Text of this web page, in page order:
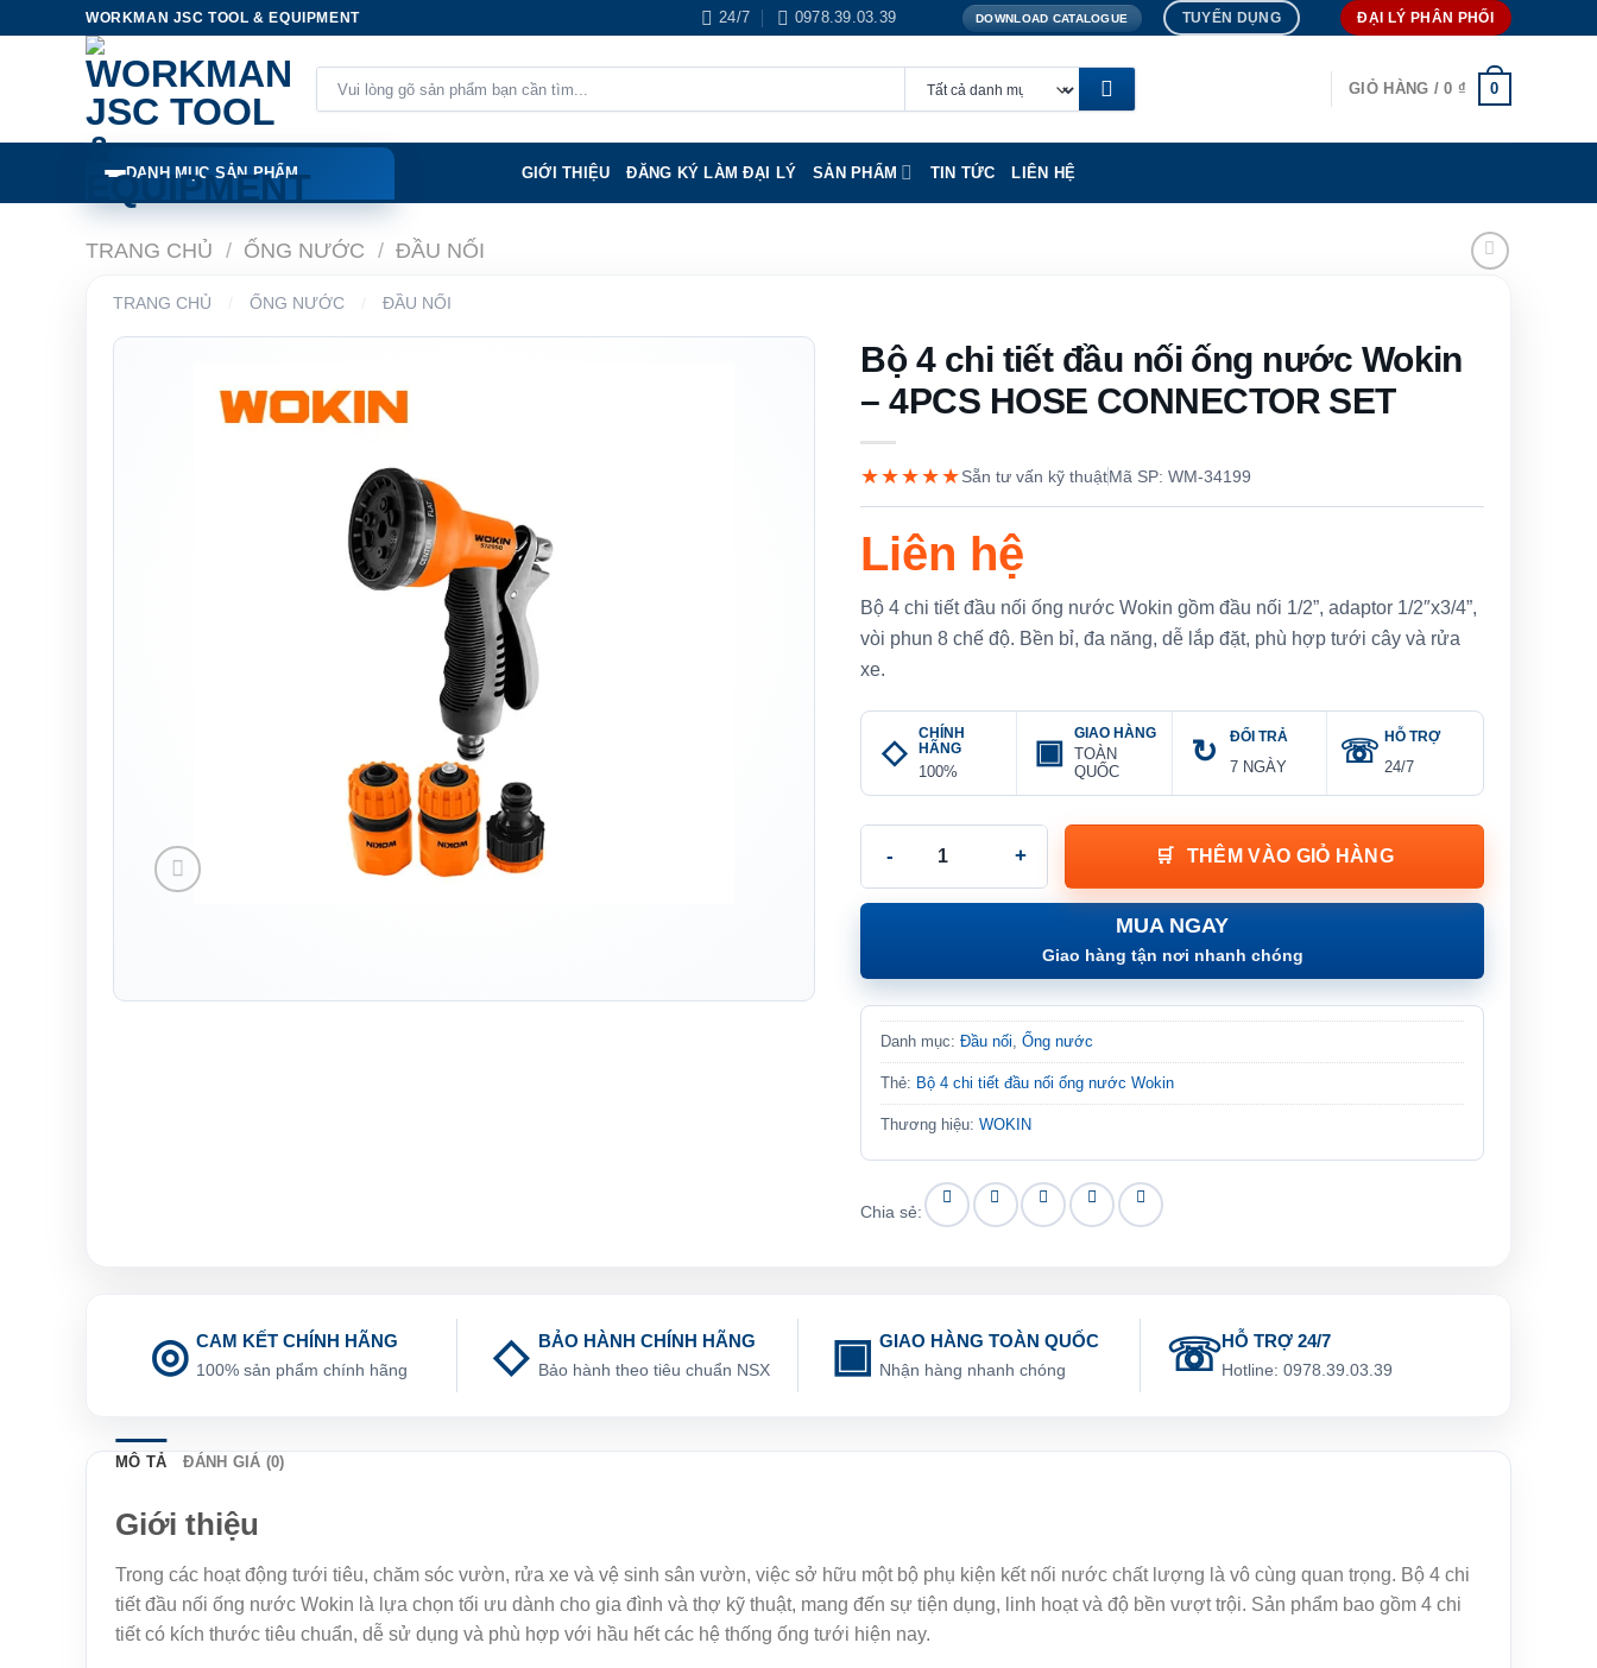
WORKMAN JSC TOOL & EQUIPMENT 24/7 0978.39.03.39 DOWNLOAD CATALOGUE TUYỂN DỤNG ĐẠI LÝ PHÂN PHỐI
kiếm:
GIỎ HÀNG /0 ₫ 0
DANH MỤC SẢN PHẨM GIỚI THIỆU ĐĂNG KÝ LÀM ĐẠI LÝ SẢN PHẨM TIN TỨC LIÊN HỆ
TRANG CHỦ / ỐNG NƯỚC / ĐẦU NỐI
TRANG CHỦ ỐNG NƯỚC ĐẦU NỐI
Bộ 4 chi tiết đầu nối ống nước Wokin
– 4PCS HOSE CONNECTOR SET
★★★★★Sẵn tư vấn kỹ thuậtMã SP: WM-34199
Liên hệ
Bộ 4 chi tiết đầu nối ống nước Wokin gồm đầu nối 1/2”, adaptor 1/2″x3/4”,
vòi phun 8 chế độ. Bền bỉ, đa năng, dễ lắp đặt, phù hợp tưới cây và rửa
xe.
CHÍNH
HÃNG
100%
GIAO HÀNG
TOÀN
QUỐC
ĐỔI TRẢ
7 NGÀY
HỖ TRỢ
24/7
THÊM VÀO GIỎ HÀNG
MUA NGAY
Giao hàng tận nơi nhanh chóng
Danh mục:Đầu nối ,Ống nước
Thẻ: Bộ 4 chi tiết đầu nối ống nước Wokin
Thương hiệu:WOKIN
Chia sẻ:
CAM KẾT CHÍNH HÃNG
100% sản phẩm chính hãng
BẢO HÀNH CHÍNH HÃNG
Bảo hành theo tiêu chuẩn NSX
GIAO HÀNG TOÀN QUỐC
Nhận hàng nhanh chóng
HỖ TRỢ 24/7
Hotline: 0978.39.03.39
MÔ TẢ ĐÁNH GIÁ (0)
Giới thiệu
Trong các hoạt động tưới tiêu, chăm sóc vườn, rửa xe và vệ sinh sân vườn, việc sở hữu một bộ phụ kiện kết nối nước chất lượng là vô cùng quan trọng. Bộ 4 chi
tiết đầu nối ống nước Wokin là lựa chọn tối ưu dành cho gia đình và thợ kỹ thuật, mang đến sự tiện dụng, linh hoạt và độ bền vượt trội. Sản phẩm bao gồm 4 chi
tiết có kích thước tiêu chuẩn, dễ sử dụng và phù hợp với hầu hết các hệ thống ống tưới hiện nay.